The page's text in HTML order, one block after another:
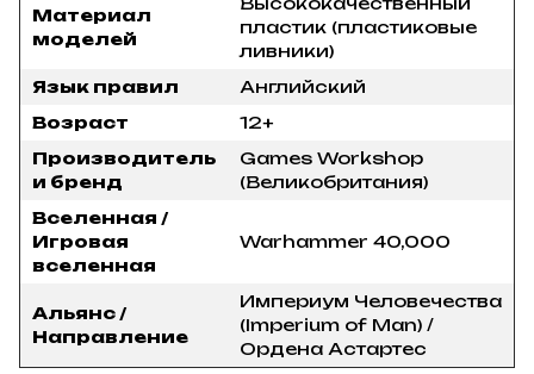
Материал
моделей
пластик (пластиковые
ливники)
Язык правил
Английский
Возраст
12+
Производитель
и бренд
Games Workshop
(Великобритания)
Вселенная /
Игровая
вселенная
Warhammer 40,000
Альянс /
Направление
Империум Человечества
(Imperium of Man) /
Ордена Астартес